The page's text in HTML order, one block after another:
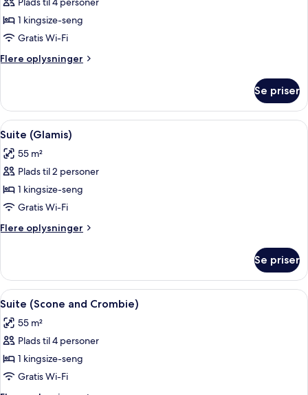
af
Suite
(J.K.
Rowling)
1 kingsize-seng
Gratis Wi-Fi
Flere oplysninger
Flere
(J.K.
Rowling)
Se priser
Indlæs
alle
billeder
af
Suite
(Glamis)
Suite (Glamis) | Premium-sengetøj,
3
Suite (Glamis)
55 m²
Plads til 2 personer
1 kingsize-seng
Gratis Wi-Fi
Flere oplysninger
Flere
(Glamis)
Se priser
Indlæs
alle
billeder
af
Suite
(Scone
and
En rummelig stue med pejs,
3
Suite (Scone and Crombie)
55 m²
Plads til 4 personer
1 kingsize-seng
Gratis Wi-Fi